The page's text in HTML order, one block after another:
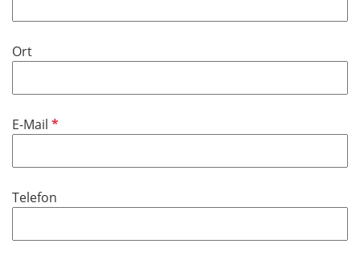
d
Ort
E-Mail P
l
c
t
Telefon